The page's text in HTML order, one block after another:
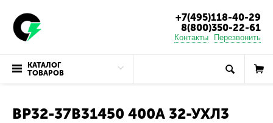
+7(495)118-40-29
8(800)350-22-61
Контакты Перезвонить
КАТАЛОГ
ТОВАРОВ
ВР32-37B31450 400А 32-УХЛ3